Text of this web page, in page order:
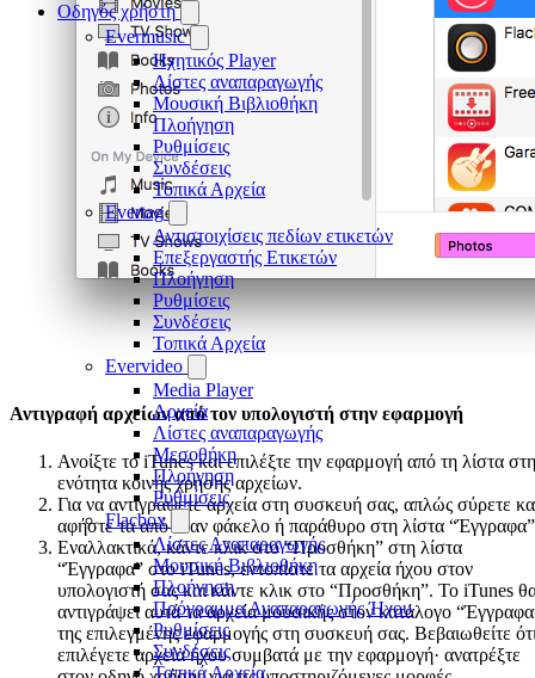
Οδηγός χρήστη
Evermusic
Ηχητικός Player
Λίστες αναπαραγωγής
Μουσική Βιβλιοθήκη
Πλοήγηση
Ρυθμίσεις
Συνδέσεις
Τοπικά Αρχεία
Evertag
Αντιστοιχίσεις πεδίων ετικετών
Επεξεργαστής Ετικετών
Πλοήγηση
Ρυθμίσεις
Συνδέσεις
Τοπικά Αρχεία
Evervideo
Media Player
Αρχεία
Λίστες αναπαραγωγής
Μεσοθήκη
Πλοήγηση
Ρυθμίσεις
Flacbox
Λίστες Αναπαραγωγής
Μουσική Βιβλιοθήκη
Πλοήγηση
Πρόγραμμα Αναπαραγωγής Ήχου
Ρυθμίσεις
Συνδέσεις
Τοπικά Αρχεία
Αντιγραφή αρχείων από τον υπολογιστή στην εφαρμογή
Ανοίξτε το iTunes και επιλέξτε την εφαρμογή από τη λίστα
ενότητα κοινής χρήσης αρχείων.
Για να αντιγράψετε αρχεία στη συσκευή σας, απλώς σύρετε
αφήστε τα από έναν φάκελο ή παράθυρο στη λίστα
Εναλλακτικά, κάντε κλικ στο “Προσθήκη” στη λίστα
“Έγγραφα” στο iTunes, εντοπίστε τα αρχεία ήχου στον
υπολογιστή σας και κάντε κλικ στο “Προσθήκη”. Το iTunes
αντιγράψει αυτά τα αρχεία μουσικής στον κατάλογο
της επιλεγμένης εφαρμογής στη συσκευή σας. Βεβαιωθείτε
επιλέγετε αρχεία ήχου συμβατά με την εφαρμογή· ανατρέξτε